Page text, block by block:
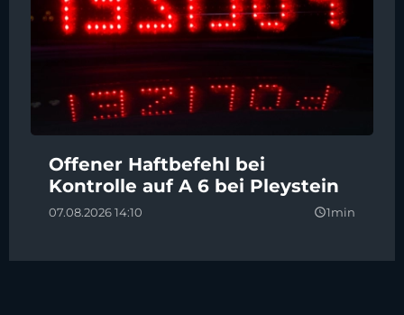
Offener Haftbefehl bei
Kontrolle auf A 6 bei Pleystein
07.08.2026 14:10 query_builder1min